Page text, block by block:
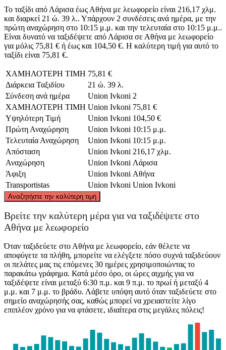
Το ταξίδι από Λάρισα έως Αθήνα με λεωφορείο είναι 216,17 χλμ.
και διαρκεί 21 ώ. 39 λ.. Υπάρχουν 2 συνδέσεις ανά ημέρα, με την
πρώτη αναχώρηση στο 10:15 μ.μ. και την τελευταία στο 10:15 μ.μ..
Είναι δυνατό να ταξιδέψετε από Λάρισα σε Αθήνα με λεωφορείο
για μόλις 75,81 € ή έως και 104,50 €. Η καλύτερη τιμή για αυτό το
ταξίδι είναι 75,81 €.
ΧΑΜΗΛΟΤΕΡΗ ΤΙΜΗ 75,81 €
Διάρκεια Ταξιδίου
21 ώ. 39 λ.
Σύνδεση ανά ημέρα
Union Ivkoni 2
ΧΑΜΗΛΟΤΕΡΗ ΤΙΜΗ Union Ivkoni 75,81 €
Υψηλότερη Τιμή
Union Ivkoni 104,50 €
Πρώτη Αναχώρηση
Union Ivkoni 10:15 μ.μ.
Τελευταία Αναχώρηση
Union Ivkoni 10:15 μ.μ.
Απόσταση
Union Ivkoni 216,17 χλμ.
Αναχώρηση
Union Ivkoni Λάρισα
Άφιξη
Union Ivkoni Αθήνα
Transportistas
Union Ivkoni Union Ivkoni
Αναζητήστε την καλύτερη τιμή
Athens
©CARTO, ©OpenStreetMap
Βρείτε την καλύτερη μέρα για να ταξιδέψετε στο
Αθήνα με λεωφορείο
Όταν ταξιδεύετε στο Αθήνα με λεωφορείο, εάν θέλετε να
αποφύγετε τα πλήθη, μπορείτε να ελέγξετε πόσο συχνά ταξιδεύουν
οι πελάτες μας τις επόμενες 30 ημέρες χρησιμοποιώντας το
παρακάτω γράφημα. Κατά μέσο όρο, οι ώρες αιχμής για να
ταξιδέψετε είναι μεταξύ 6:30 π.μ. και 9 π.μ. το πρωί ή μεταξύ 4
μ.μ. και 7 μ.μ. το βράδυ. Λάβετε υπόψη αυτό όταν ταξιδεύετε στο
σημείο αναχώρησής σας, καθώς μπορεί να χρειαστείτε λίγο
επιπλέον χρόνο για να φτάσετε, ιδιαίτερα στις μεγάλες πόλεις!